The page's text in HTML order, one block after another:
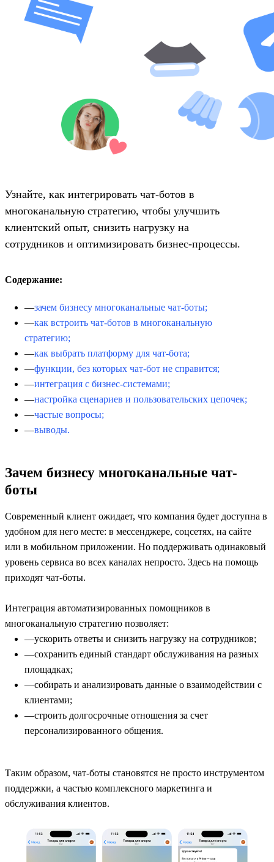
Узнайте, как интегрировать чат-ботов в
многоканальную стратегию, чтобы улучшить
клиентский опыт, снизить нагрузку на
сотрудников и оптимизировать бизнес-процессы.
Содержание:
зачем бизнесу многоканальные чат-боты;
как встроить чат-ботов в многоканальную
стратегию;
как выбрать платформу для чат-бота;
функции, без которых чат-бот не справится;
интеграция с бизнес-системами;
настройка сценариев и пользовательских цепочек;
частые вопросы;
выводы.
Зачем бизнесу многоканальные чат-
боты
Современный клиент ожидает, что компания будет доступна в
удобном для него месте: в мессенджере, соцсетях, на сайте
или в мобильном приложении. Но поддерживать одинаковый
уровень сервиса во всех каналах непросто. Здесь на помощь
приходят чат-боты.
Интеграция автоматизированных помощников в
многоканальную стратегию позволяет:
ускорить ответы и снизить нагрузку на сотрудников;
сохранить единый стандарт обслуживания на разных
площадках;
собирать и анализировать данные о взаимодействии с
клиентами;
строить долгосрочные отношения за счет
персонализированного общения.
Таким образом, чат-боты становятся не просто инструментом
поддержки, а частью комплексного маркетинга и
обслуживания клиентов.